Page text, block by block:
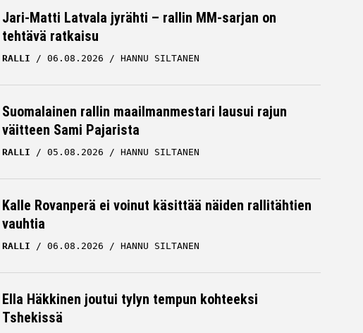
Jari-Matti Latvala jyrähti – rallin MM-sarjan on
tehtävä ratkaisu
RALLI 06.08.2026 HANNU SILTANEN
Suomalainen rallin maailmanmestari lausui rajun
väitteen Sami Pajarista
RALLI 05.08.2026 HANNU SILTANEN
Kalle Rovanperä ei voinut käsittää näiden rallitähtien
vauhtia
RALLI 06.08.2026 HANNU SILTANEN
Ella Häkkinen joutui tylyn tempun kohteeksi
Tshekissä